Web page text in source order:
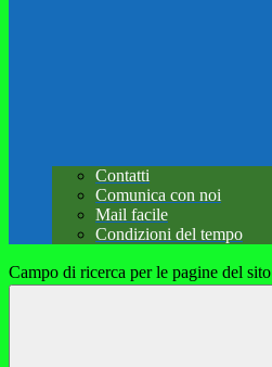
Contatti
Comunica con noi
Mail facile
Condizioni del tempo
Campo di ricerca per le pagine del sito